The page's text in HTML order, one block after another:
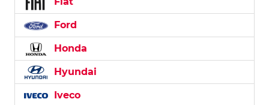
Ford
Honda
Hyundai
Iveco